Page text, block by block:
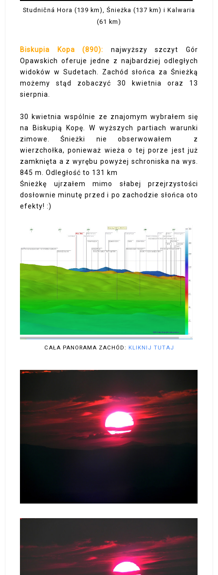
Studničná Hora (139 km), Śnieżka (137 km) i Kalwaria
(61 km)
Biskupia Kopa (890): najwyższy szczyt Gór
Opawskich oferuje jedne z najbardziej odległych
widoków w Sudetach. Zachód słońca za Śnieżką
możemy stąd zobaczyć 30 kwietnia oraz 13
sierpnia.
30 kwietnia wspólnie ze znajomym wybrałem się
na Biskupią Kopę. W wyższych partiach warunki
zimowe. Śnieżki nie obserwowałem z
wierzchołka, ponieważ wieża o tej porze jest już
zamknięta a z wyrębu powyżej schroniska na wys.
845 m. Odległość to 131 km
Śnieżkę ujrzałem mimo słabej przejrzystości
dosłownie minutę przed i po zachodzie słońca oto
efekty! :)
CAŁA PANORAMA ZACHÓD: KLIKNIJ TUTAJ